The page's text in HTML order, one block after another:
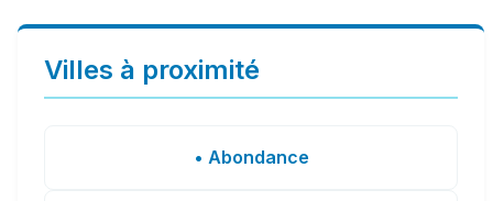
Villes à proximité
• Abondance